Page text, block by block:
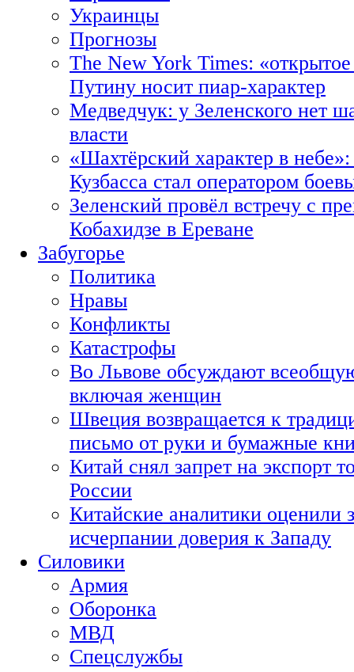
Украинцы
Прогнозы
The New York Times:
Путину носит пиар-характер
Медведчук: у Зеленского нет
власти
«Шахтёрский характер в
Кузбасса стал оператором
Зеленский провёл встречу с
Кобахидзе в Ереване
Забугорье
Политика
Нравы
Конфликты
Катастрофы
Во Львове обсуждают
включая женщин
Швеция возвращается к
письмо от руки и бумажные
Китай снял запрет на экспорт
России
Китайские аналитики оценили
исчерпании доверия к Западу
Силовики
Армия
Оборонка
МВД
Спецслужбы